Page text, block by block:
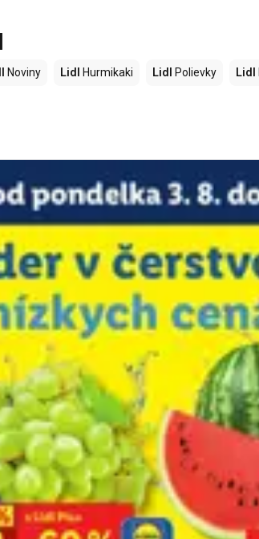
Noviny Lidl Hurmikaki Lidl Polievky Lidl